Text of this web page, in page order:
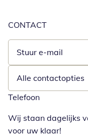
CONTACT
Stuur e-mail
Opent e-mailclient
Alle contactopties
Telefoon
Wij staan dagelijks
voor uw klaar!